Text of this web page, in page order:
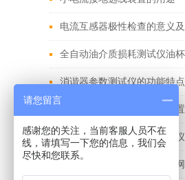
电缆谐振耐压装置有哪些配置
请您留言
感谢您的关注，当前客服人员不在
线，请填写一下您的信息，我们会
尽快和您联系。